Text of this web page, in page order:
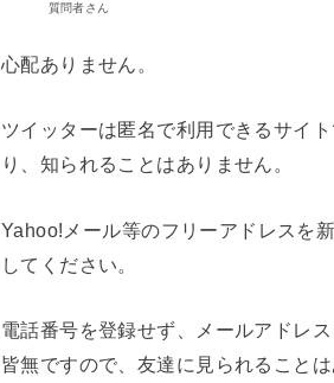
質問者さん
心配ありません。
ツイッターは匿名で利用できるサイ
り、知られることはありません。
Yahoo!メール等のフリーアドレスを
してください。
電話番号を登録せず、メールアドレ
皆無ですので、友達に見られることは